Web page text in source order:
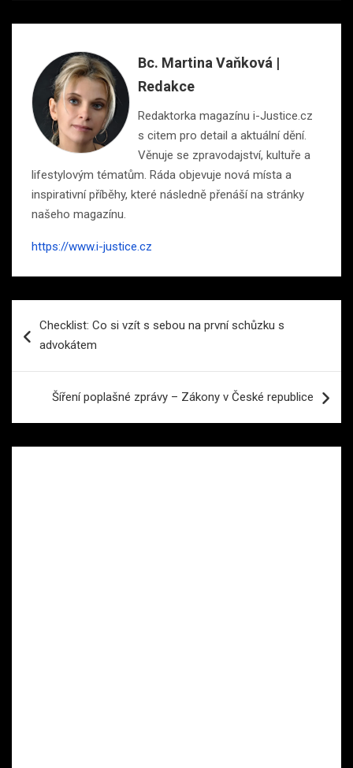
Bc. Martina Vaňková |
Redakce
Redaktorka magazínu i-Justice.cz
s citem pro detail a aktuální dění.
Věnuje se zpravodajství, kultuře a
lifestylovým tématům. Ráda objevuje nová místa a
inspirativní příběhy, které následně přenáší na stránky
našeho magazínu.
https://www.i-justice.cz
proChecklist: Co si vzít s sebou na první schůzku s
advokátem
Šíření poplašné zprávy – Zákony v České republice